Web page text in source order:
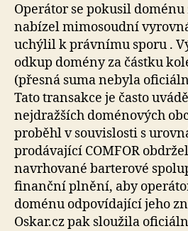
Operátor se pokusil
nabízel mimosoudní
uchýlil k právnímu sporu .
odkup domény za částku
(přesná suma nebyla
Tato transakce je často
nejdražších doménových
proběhl v souvislosti s
prodávající COMFOR
navrhované barterové
finanční plnění, aby
doménu odpovídající jeho
Oskar.cz pak sloužila